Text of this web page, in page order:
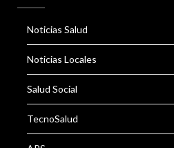
Noticias Salud
Noticias Locales
Salud Social
TecnoSalud